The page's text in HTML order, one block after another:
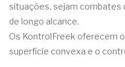
situações, sejam combates
de longo alcance.
Os KontrolFreek oferecem
superfície convexa e o